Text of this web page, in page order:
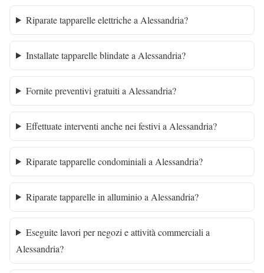
Riparate tapparelle elettriche a Alessandria?
Installate tapparelle blindate a Alessandria?
Fornite preventivi gratuiti a Alessandria?
Effettuate interventi anche nei festivi a Alessandria?
Riparate tapparelle condominiali a Alessandria?
Riparate tapparelle in alluminio a Alessandria?
Eseguite lavori per negozi e attività commerciali a
Alessandria?